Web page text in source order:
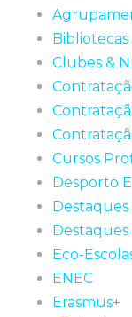
Bibliotecas
Clubes &
Cursos
Desporto
Destaques
Eco-
ENEC
Erasmus+